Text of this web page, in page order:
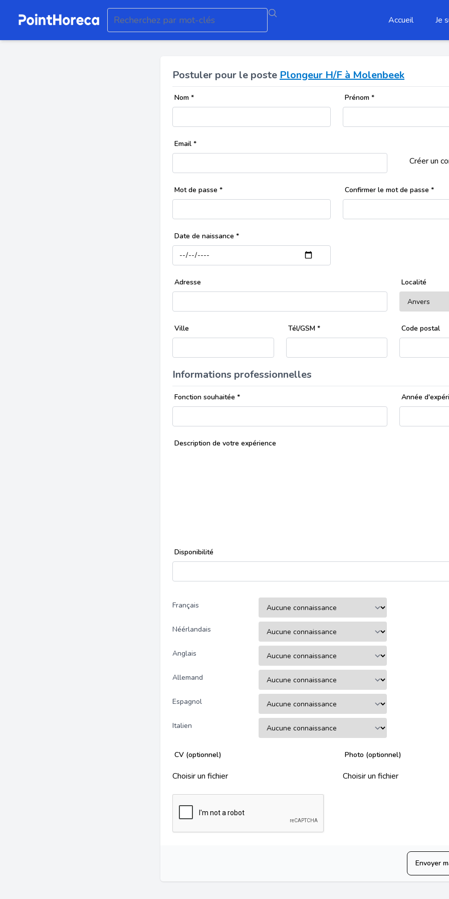
Accueil Je
Postuler pour le poste Plongeur H/F à Molenbeek
Nom * Prénom *
Email *
Créer un
Mot de passe * Confirmer le mot de passe *
Date de naissance *
Adresse Localité
Ville Tél/GSM * Code postal
Informations professionnelles
Fonction souhaitée * Année
Description de votre expérience
Disponibilité
Français
Néérlandais
Anglais
Allemand
Espagnol
Italien
CV (optionnel)
Choisir un fichier
Photo (optionnel)
Choisir un fichier
Envoyer